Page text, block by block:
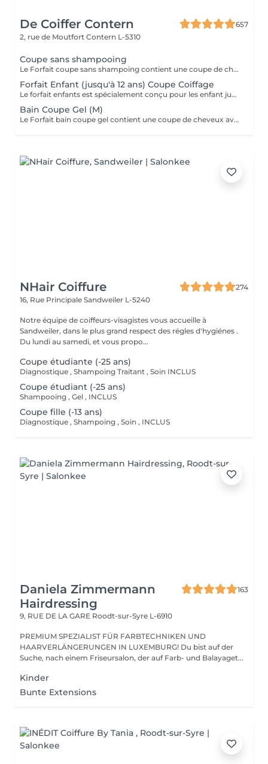
De Coiffer Contern
657
2, rue de Moutfort Contern L-5310
Coupe sans shampooing
Le Forfait coupe sans shampoing contient une coupe de cheveux sans shampoing pour les étudiants. En cas de questions veuillez appeler au +352 26 35 02 89.
Forfait Enfant (jusqu'à 12 ans) Coupe Coiffage
Le forfait enfants est spécialement conçu pour les enfant jusqu'à l'âge de 6 ans - coupe + coiffage
Bain Coupe Gel (M)
Le Forfait bain coupe gel contient une coupe de cheveux avec shampoing et l'application d'un produit de finition (Gel, Cire, Laque, etc.) pour les étudiants. En cas de questions veuillez appeler au +352 26 35 02 89.
NHair Coiffure
274
16, Rue Principale Sandweiler L-5240
Notre équipe de coiffeurs-visagistes vous accueille à
Sandweiler, dans le plus grand respect des régles d'hygiénes .
Du lundi au samedi, et vous propo...
Coupe étudiante (-25 ans)
Diagnostique , Shampoing Traitant , Soin INCLUS
Coupe étudiant (-25 ans)
Shampooing , Gel , INCLUS
Coupe fille (-13 ans)
Diagnostique , Shampoing , Soin , INCLUS
Daniela Zimmermann
Hairdressing
163
9, RUE DE LA GARE Roodt-sur-Syre L-6910
PREMIUM SPEZIALIST FÜR FARBTECHNIKEN UND
HAARVERLÄNGERUNGEN IN LUXEMBURG! Du bist auf der
Suche, nach einem Friseursalon, der auf Farb- und Balayaget...
Kinder
Bunte Extensions